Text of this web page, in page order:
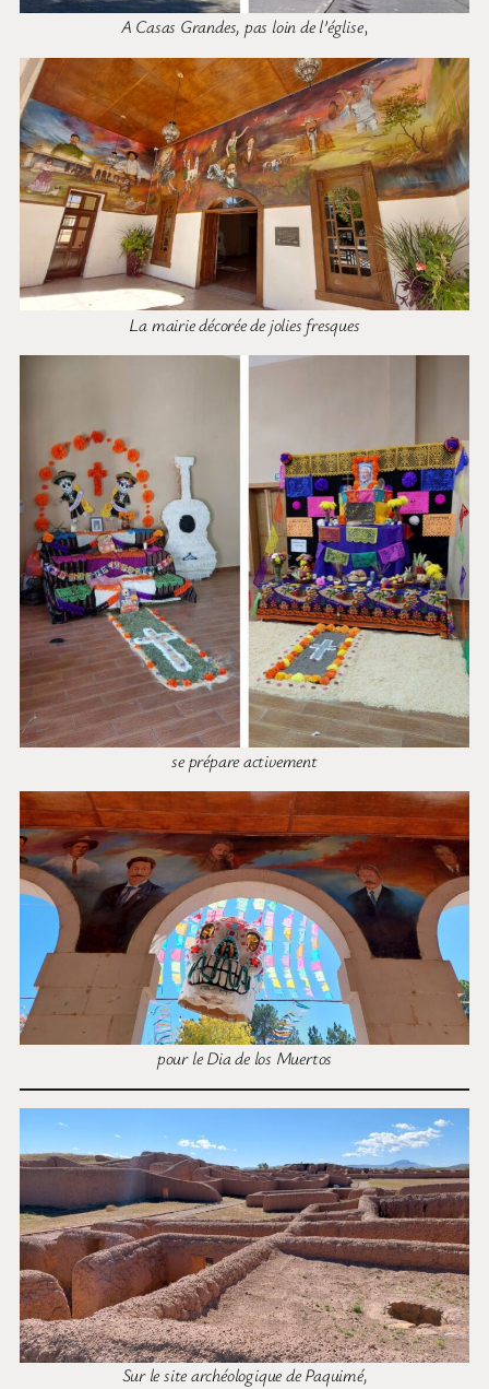
A Casas Grandes, pas loin de l’église,
La mairie décorée de jolies fresques
se prépare activement
pour le Dia de los Muertos
Sur le site archéologique de Paquimé,